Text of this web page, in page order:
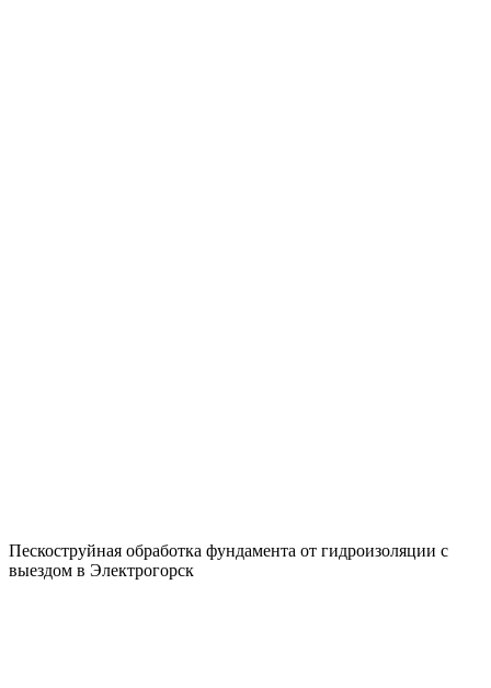
Пескоструйная обработка фундамента от гидроизоляции с
выездом в Электрогорск